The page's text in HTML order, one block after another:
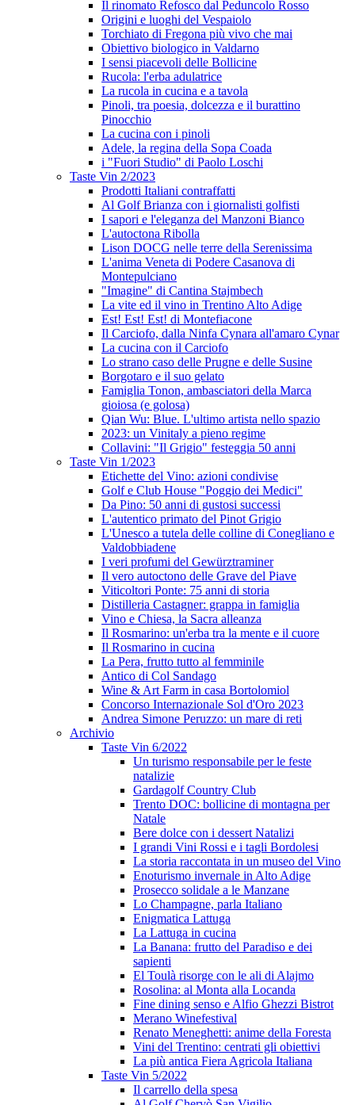
Il rinomato Refosco dal Peduncolo Rosso
Origini e luoghi del Vespaiolo
Torchiato di Fregona più vivo che mai
Obiettivo biologico in Valdarno
I sensi piacevoli delle Bollicine
Rucola: l'erba adulatrice
La rucola in cucina e a tavola
Pinoli, tra poesia, dolcezza e il burattino
Pinocchio
La cucina con i pinoli
Adele, la regina della Sopa Coada
i "Fuori Studio" di Paolo Loschi
Taste Vin 2/2023
Prodotti Italiani contraffatti
Al Golf Brianza con i giornalisti golfisti
I sapori e l'eleganza del Manzoni Bianco
L'autoctona Ribolla
Lison DOCG nelle terre della Serenissima
L'anima Veneta di Podere Casanova di
Montepulciano
"Imagine" di Cantina Stajmbech
La vite ed il vino in Trentino Alto Adige
Est! Est! Est! di Montefiacone
Il Carciofo, dalla Ninfa Cynara all'amaro Cynar
La cucina con il Carciofo
Lo strano caso delle Prugne e delle Susine
Borgotaro e il suo gelato
Famiglia Tonon, ambasciatori della Marca
gioiosa (e golosa)
Qian Wu: Blue. L'ultimo artista nello spazio
2023: un Vinitaly a pieno regime
Collavini: "Il Grigio" festeggia 50 anni
Taste Vin 1/2023
Etichette del Vino: azioni condivise
Golf e Club House "Poggio dei Medici"
Da Pino: 50 anni di gustosi successi
L'autentico primato del Pinot Grigio
L'Unesco a tutela delle colline di Conegliano e
Valdobbiadene
I veri profumi del Gewürztraminer
Il vero autoctono delle Grave del Piave
Viticoltori Ponte: 75 anni di storia
Distilleria Castagner: grappa in famiglia
Vino e Chiesa, la Sacra alleanza
Il Rosmarino: un'erba tra la mente e il cuore
Il Rosmarino in cucina
La Pera, frutto tutto al femminile
Antico di Col Sandago
Wine & Art Farm in casa Bortolomiol
Concorso Internazionale Sol d'Oro 2023
Andrea Simone Peruzzo: un mare di reti
Archivio
Taste Vin 6/2022
Un turismo responsabile per le feste
natalizie
Gardagolf Country Club
Trento DOC: bollicine di montagna per
Natale
Bere dolce con i dessert Natalizi
I grandi Vini Rossi e i tagli Bordolesi
La storia raccontata in un museo del Vino
Enoturismo invernale in Alto Adige
Prosecco solidale a le Manzane
Lo Champagne, parla Italiano
Enigmatica Lattuga
La Lattuga in cucina
La Banana: frutto del Paradiso e dei
sapienti
El Toulà risorge con le ali di Alajmo
Rosolina: al Monta alla Locanda
Fine dining senso e Alfio Ghezzi Bistrot
Merano Winefestival
Renato Meneghetti: anime della Foresta
Vini del Trentino: centrati gli obiettivi
La più antica Fiera Agricola Italiana
Taste Vin 5/2022
Il carrello della spesa